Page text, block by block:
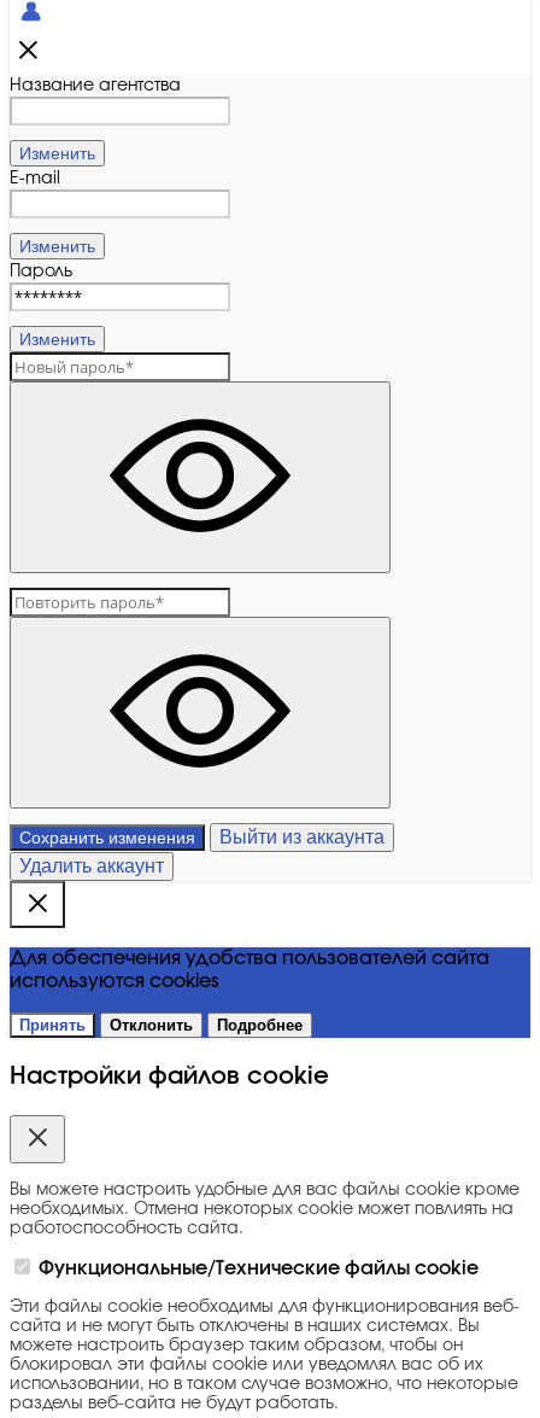
Название агентства
Изменить
E-mail
Изменить
Пароль
Изменить
Сохранить изменения
Выйти из аккаунта
Удалить аккаунт
Для обеспечения удобства пользователей сайта
используются cookies
Принять Отклонить Подробнее
Настройки файлов cookie
Вы можете настроить удобные для вас файлы cookie кроме
необходимых. Отмена некоторых cookie может повлиять на
работоспособность сайта.
Функциональные/Технические файлы cookie
Эти файлы cookie необходимы для функционирования веб-
сайта и не могут быть отключены в наших системах. Вы
можете настроить браузер таким образом, чтобы он
блокировал эти файлы cookie или уведомлял вас об их
использовании, но в таком случае возможно, что некоторые
разделы веб-сайта не будут работать.